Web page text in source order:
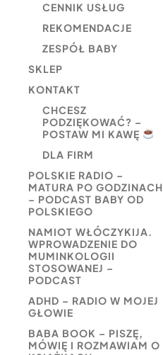
CENNIK USŁUG
REKOMENDACJE
ZESPÓŁ BABY
SKLEP
KONTAKT
CHCESZ
PODZIĘKOWAĆ? –
POSTAW MI KAWĘ
DLA FIRM
POLSKIE RADIO –
MATURA PO GODZINACH
– PODCAST BABY OD
POLSKIEGO
NAMIOT WŁÓCZYKIJA.
WPROWADZENIE DO
MUMINKOLOGII
STOSOWANEJ –
PODCAST
ADHD – RADIO W MOJEJ
GŁOWIE
BABA BOOK – PISZĘ,
MÓWIĘ I ROZMAWIAM O